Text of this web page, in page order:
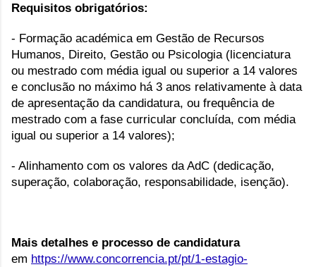
Requisitos obrigatórios:
- Formação académica em Gestão de Recursos
Humanos, Direito, Gestão ou Psicologia (licenciatura
ou mestrado com média igual ou superior a 14 valores
e conclusão no máximo há 3 anos relativamente à data
de apresentação da candidatura, ou frequência de
mestrado com a fase curricular concluída, com média
igual ou superior a 14 valores);
- Alinhamento com os valores da AdC (dedicação,
superação, colaboração, responsabilidade, isenção).
Mais detalhes e processo de candidatura
em https://www.concorrencia.pt/pt/1-estagio-